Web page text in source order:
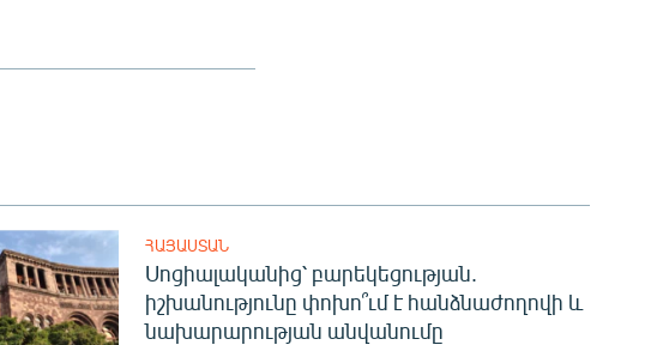
ՀԱՅԱՍՏԱՆ
Սոցիալականից՝ բարեկեցության.
իշխանությունը փոխո՞ւմ է հանձնաժողովի և
նախարարության անվանումը